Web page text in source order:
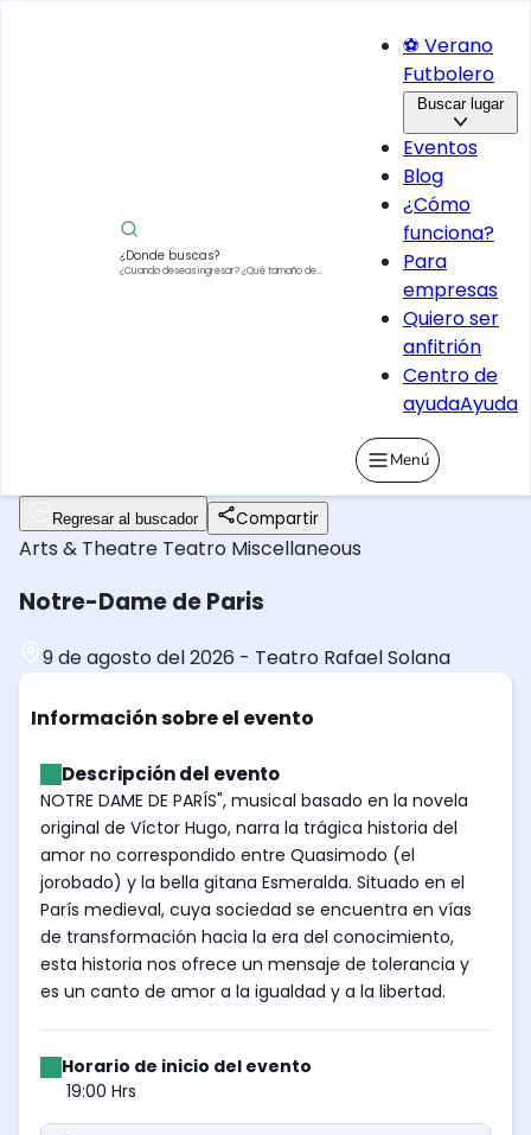
¿Donde buscas?
¿Cuando deseas ingresar?¿Qué tamaño de
⚽ Verano
Futbolero
Buscar lugar
Eventos
Blog
¿Cómo
funciona?
Para
empresas
Quiero ser
anfitrión
Centro de
ayudaAyuda
Menú
Regresar al buscador Compartir
Arts & Theatre Teatro Miscellaneous
Notre-Dame de Paris
9 de agosto del 2026 - Teatro Rafael Solana
Información sobre el evento
Descripción del evento
NOTRE DAME DE PARÍS", musical basado en la novela
original de Víctor Hugo, narra la trágica historia del
amor no correspondido entre Quasimodo (el
jorobado) y la bella gitana Esmeralda. Situado en el
París medieval, cuya sociedad se encuentra en vías
de transformación hacia la era del conocimiento,
esta historia nos ofrece un mensaje de tolerancia y
es un canto de amor a la igualdad y a la libertad.
Horario de inicio del evento
19:00 Hrs